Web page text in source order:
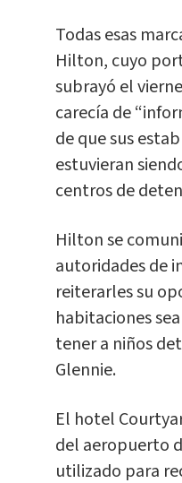
Todas esas
Hilton, cuyo
subrayó el
carecía de
de que sus
estuvieran
centros de
Hilton se
autoridades de
reiterarles su
habitaciones
tener a niños
Glennie.
El hotel
del aeropuerto
utilizado para